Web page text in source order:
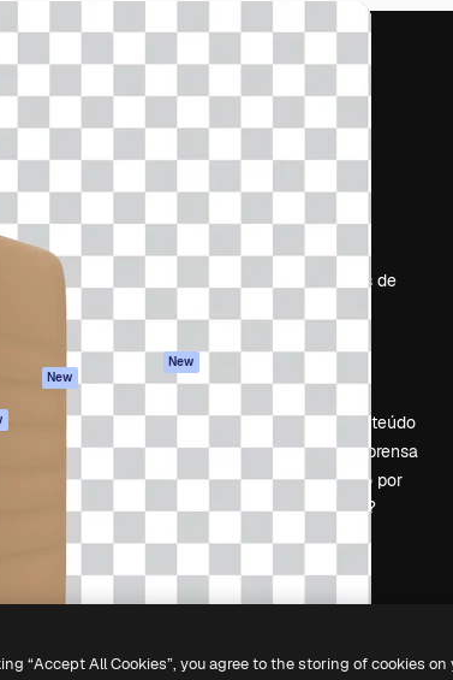
IA
New
Começar
Academy
Documentação
Atendimento
Termos e
New
Política de cookies
Central de
confiabilidade
Afiliados
Empresa
Preços
Sobre nós
Reviews
Emprego
Tendências de
Vender conteúdo
Sala de imprensa
Procurando por
magnific.ai?
reservados.
“Accept All Cookies”, you agree to the storing of cookies